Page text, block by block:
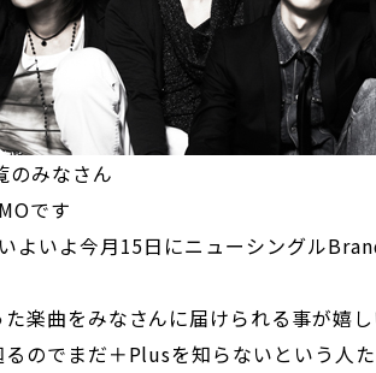
のみなさん
です
よいよ今月15日にニューシングル
楽曲をみなさんに届けられる事が嬉
るのでまだ＋Plusを知らないという人